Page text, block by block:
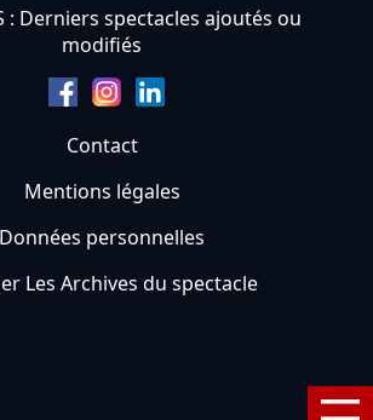
: Derniers spectacles ajoutés ou
modifiés
Contact
Mentions légales
Données personnelles
Les Archives du spectacle